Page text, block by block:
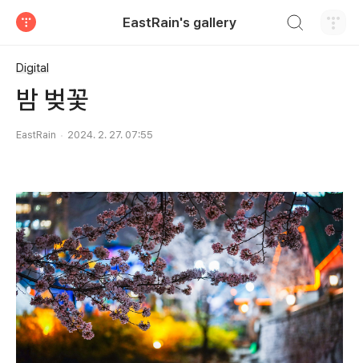
EastRain's gallery
Digital
밤 벚꽃
EastRain 2024. 2. 27. 07:55